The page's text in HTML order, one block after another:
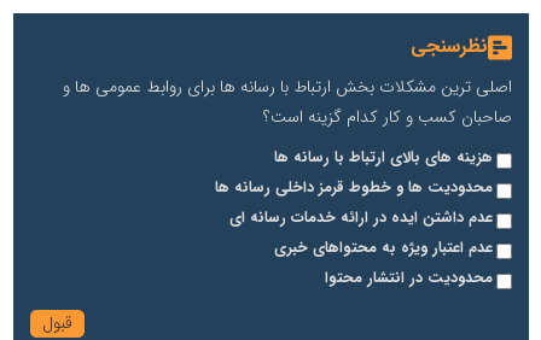
نظرسنجی
اصلی ترین مشکلات بخش ارتباط با رسانه ها برای روابط عمومی ها و
صاحبان کسب و کار کدام گزینه است؟
هزینه های بالای ارتباط با رسانه ها
محدودیت ها و خطوط قرمز داخلی رسانه ها
عدم داشتن ایده در ارائه خدمات رسانه ای
عدم اعتبار ویژه به محتواهای خبری
محدودیت در انتشار محتوا